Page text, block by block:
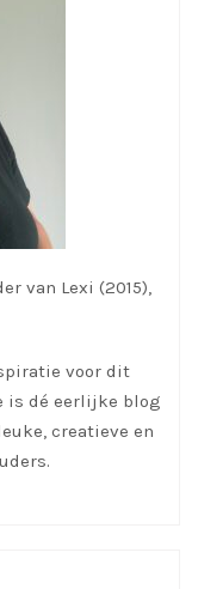
van Lexi (2015),
voor dit
is dé eerlijke blog
creatieve en